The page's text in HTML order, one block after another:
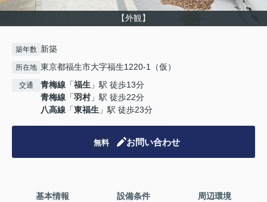
【外観】
築年数 新築
所在地 東京都福生市大字福生1220-1（仮）
交通 青梅線 「福生 」駅 徒歩13分
青梅線 「羽村」駅 徒歩22分
八高線 「東福生 」駅 徒歩23分
無料 お問い合わせ
基本情報 設備条件 周辺環境